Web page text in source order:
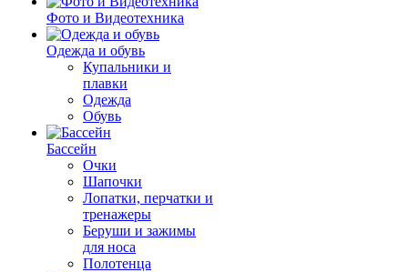
Фото и Видеотехника
Одежда и обувь
Купальники и
плавки
Одежда
Обувь
Бассейн
Очки
Шапочки
Лопатки, перчатки и
тренажеры
Беруши и зажимы
для носа
Полотенца